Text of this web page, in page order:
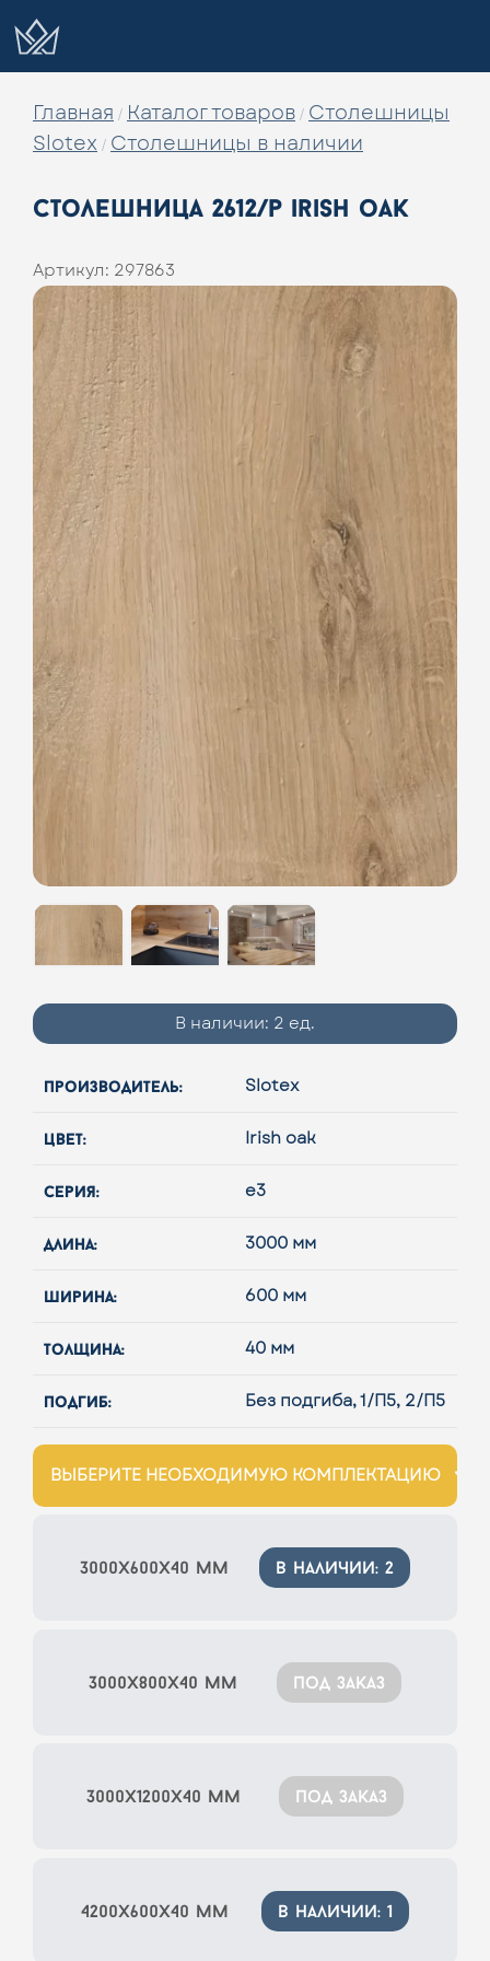
Главная / Каталог товаров / Столешницы
Slotex / Столешницы в наличии
столешница 2612/p irish oak
Артикул: 297863
В наличии: 2 ед.
производитель: Slotex
цвет: Irish oak
серия: e3
длина: 3000 мм
ширина: 600 мм
толщина: 40 мм
подгиб: Без подгиба, 1/П5, 2/П5
ВЫБЕРИТЕ НЕОБХОДИМУЮ КОМПЛЕКТАЦИЮ
3000x600x40 мм в наличии: 2
3000x800x40 мм под заказ
3000x1200x40 мм под заказ
4200x600x40 мм в наличии: 1